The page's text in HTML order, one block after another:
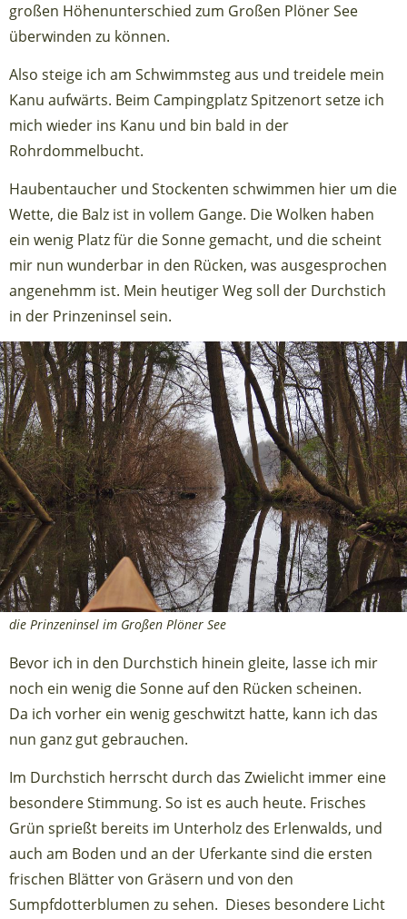
großen Höhenunterschied zum Großen Plöner See
überwinden zu können.
Also steige ich am Schwimmsteg aus und treidele mein
Kanu aufwärts. Beim Campingplatz Spitzenort setze ich
mich wieder ins Kanu und bin bald in der
Rohrdommelbucht.
Haubentaucher und Stockenten schwimmen hier um die
Wette, die Balz ist in vollem Gange. Die Wolken haben
ein wenig Platz für die Sonne gemacht, und die scheint
mir nun wunderbar in den Rücken, was ausgesprochen
angenehmm ist. Mein heutiger Weg soll der Durchstich
in der Prinzeninsel sein.
die Prinzeninsel im Großen Plöner See
Bevor ich in den Durchstich hinein gleite, lasse ich mir
noch ein wenig die Sonne auf den Rücken scheinen.
Da ich vorher ein wenig geschwitzt hatte, kann ich das
nun ganz gut gebrauchen.
Im Durchstich herrscht durch das Zwielicht immer eine
besondere Stimmung. So ist es auch heute. Frisches
Grün sprießt bereits im Unterholz des Erlenwalds, und
auch am Boden und an der Uferkante sind die ersten
frischen Blätter von Gräsern und von den
Sumpfdotterblumen zu sehen. Dieses besondere Licht